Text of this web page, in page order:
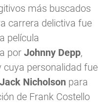
más buscados
carrera delictiva fue
película
por Johnny Depp,
cuya personalidad fue
Jack Nicholson para
de Frank Costello